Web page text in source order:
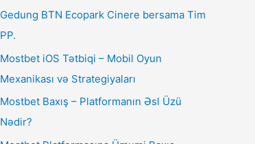
Gedung BTN Ecopark Cinere bersama Tim
PP.
Mostbet iOS Tətbiqi – Mobil Oyun
Mexanikası və Strategiyaları
Mostbet Baxış – Platformanın Əsl Üzü
Nədir?